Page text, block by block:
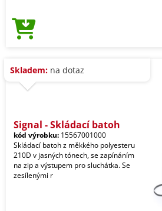
Skladem: na dotaz
Signal - Skládací batoh
kód výrobku: 15567001000
Skládací batoh z měkkého polyesteru
210D v jasných tónech, se zapínáním
na zip a výstupem pro sluchátka. Se
zesílenými r